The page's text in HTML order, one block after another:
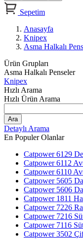
Sepetim
Anasayfa
Knipex
Asma Halkalı
Ürün Grupları
Asma Halkalı Penseler
Knipex
Hızlı Arama
Hızlı Ürün Arama
Ara
Detaylı Arama
En Populer Olanlar
Catpower 6129
Catpower 6112
Catpower 6110
Catpower 5605
Catpower 5606
Catpower 1811
Catpower 7226
Catpower 7216
Catpower 7116
Catpower 3502